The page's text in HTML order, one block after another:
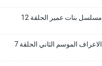
مسلسل بنات عمير الحلقة 12
الاعراف الموسم الثاني الحلقة 7